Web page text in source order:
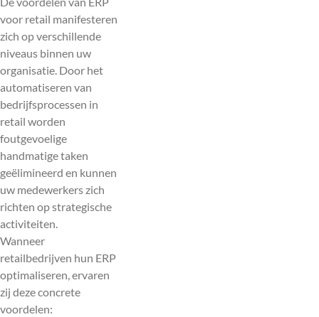
voor retail manifesteren
zich op verschillende
niveaus binnen uw
organisatie. Door het
automatiseren van
bedrijfsprocessen in
retail worden
foutgevoelige
handmatige taken
geëlimineerd en kunnen
uw medewerkers zich
richten op strategische
activiteiten.
Wanneer
retailbedrijven hun ERP
optimaliseren, ervaren
zij deze concrete
voordelen: